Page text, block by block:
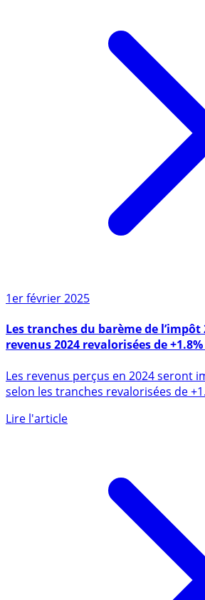
1er février 2025
revenus 2024 revalorisées de +1.8%
selon les tranches revalorisées de